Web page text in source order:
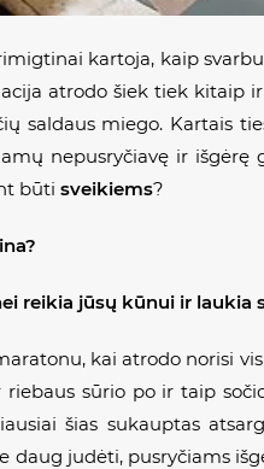
kartoja, kaip
atrodo šiek tiek kitaip
saldaus miego. Kartais
nepusryčiavę ir
būti sveikiems?
reikia jūsų kūnui ir laukia
kai atrodo norisi
sūrio po ir taip
šias sukauptas
daug judėti, pusryčiams